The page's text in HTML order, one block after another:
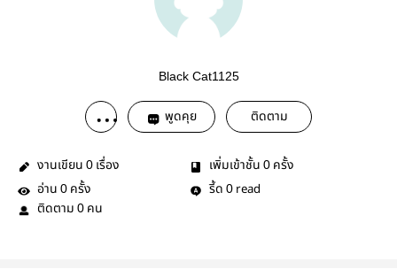
Black Cat1125
พูดคุย ติดตาม
งานเขียน 0 เรื่อง เพิ่มเข้าชั้น 0 ครั้ง
อ่าน 0 ครั้ง รี้ด 0 read
ติดตาม 0 คน